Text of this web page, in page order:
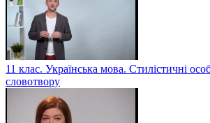
11 клас. Українська мова. Стилістичні
словотвору